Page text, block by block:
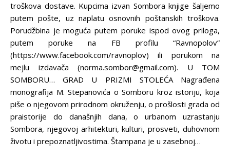
troškova dostave. Kupcima izvan Sombora knjige šaljemo
putem pošte, uz naplatu osnovnih poštanskih troškova.
Porudžbina je moguća putem poruke ispod ovog priloga,
putem poruke na FB profilu “Ravnopolov”
(https://www.facebook.com/ravnoplov) ili porukom na
mejlu izdavača (norma.sombor@gmail.com). U TOM
SOMBORU… GRAD U PRIZMI STOLEĆA Nagrađena
monografija M. Stepanovića o Somboru kroz istoriju, koja
piše o njegovom prirodnom okruženju, o prošlosti grada od
praistorije do današnjih dana, o urbanom uzrastanju
Sombora, njegovoj arhitekturi, kulturi, prosveti, duhovnom
životu i prepoznatljivostima. Štampana je u zasebnoj…